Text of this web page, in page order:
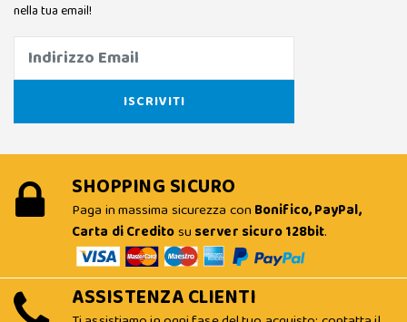
nella tua email!
SHOPPING SICURO
Paga in massima sicurezza con Bonifico, PayPal,
Carta di Creditosu server sicuro 128bit.
ASSISTENZA CLIENTI